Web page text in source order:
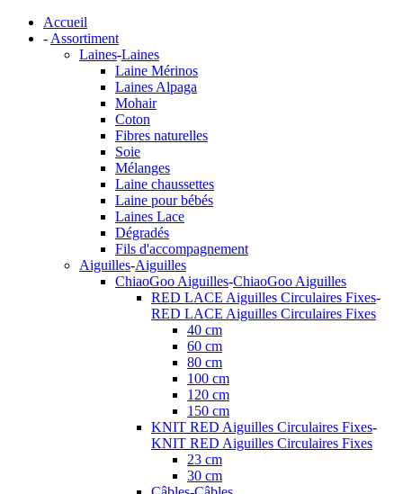
Accueil
- Assortiment
Laines-Laines
Laine Mérinos
Laines Alpaga
Mohair
Coton
Fibres naturelles
Soie
Mélanges
Laine chaussettes
Laine pour bébés
Laines Lace
Dégradés
Fils d'accompagnement
Aiguilles-Aiguilles
ChiaoGoo Aiguilles-ChiaoGoo Aiguilles
RED LACE Aiguilles Circulaires Fixes-
RED LACE Aiguilles Circulaires Fixes
40 cm
60 cm
80 cm
100 cm
120 cm
150 cm
KNIT RED Aiguilles Circulaires Fixes-
KNIT RED Aiguilles Circulaires Fixes
23 cm
30 cm